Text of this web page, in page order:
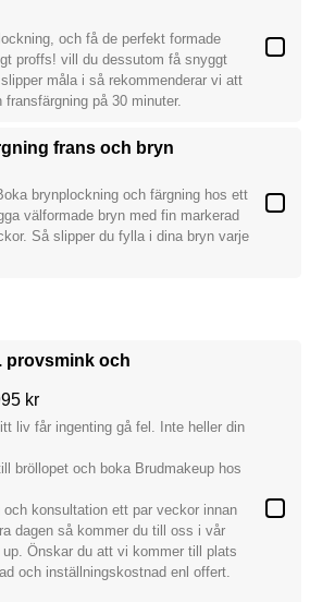
och få de perfekt formade
proffs! vill du dessutom få snyggt
måla i så rekommenderar vi att
på 30 minuter.
frans och bryn
brynplockning och färgning hos ett
välformade bryn med fin markerad
Så slipper du fylla i dina bryn varje
provsmink och
kr
liv får ingenting gå fel. Inte heller din
bröllopet och boka Brudmakeup hos
konsultation ett par veckor innan
dagen så kommer du till oss i vår
Önskar du att vi kommer till plats
och inställningskostnad enl offert.